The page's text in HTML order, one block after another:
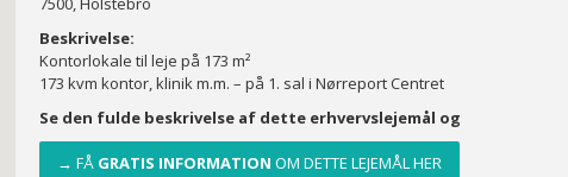
Beskrivelse:
Kontorlokale til leje på 173 m²
173 kvm kontor, klinik m.m. – på 1. sal i Nørreport Centret
Se den fulde beskrivelse af dette erhvervslejemål og
→ FÅ GRATIS INFORMATION OM DETTE LEJEMÅL HER